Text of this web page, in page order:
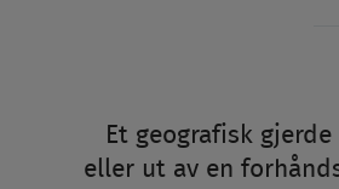
Et geografisk
eller ut av en